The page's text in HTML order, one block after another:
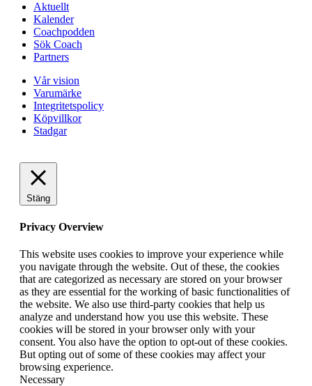
Aktuellt
Kalender
Coachpodden
Sök Coach
Partners
Vår vision
Varumärke
Integritetspolicy
Köpvillkor
Stadgar
Stäng
Privacy Overview
This website uses cookies to improve your experience while
you navigate through the website. Out of these, the cookies
that are categorized as necessary are stored on your browser
as they are essential for the working of basic functionalities of
the website. We also use third-party cookies that help us
analyze and understand how you use this website. These
cookies will be stored in your browser only with your
consent. You also have the option to opt-out of these cookies.
But opting out of some of these cookies may affect your
browsing experience.
Necessary